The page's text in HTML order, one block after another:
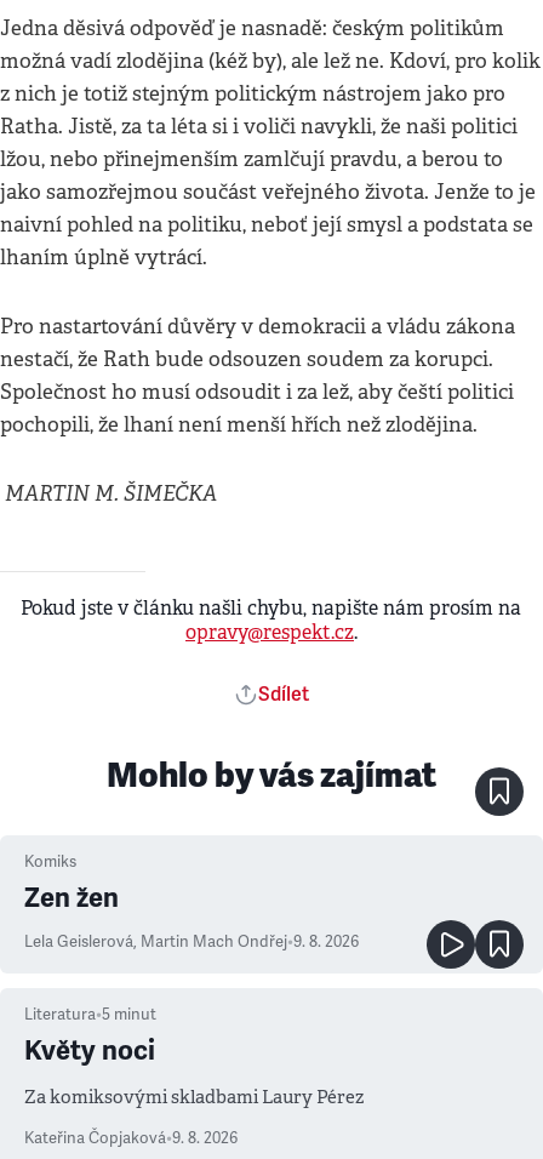
Jedna děsivá odpověď je nasnadě: českým politikům
možná vadí zlodějina (kéž by), ale lež ne. Kdoví, pro kolik
z nich je totiž stejným politickým nástrojem jako pro
Ratha. Jistě, za ta léta si i voliči navykli, že naši politici
lžou, nebo přinejmenším zamlčují pravdu, a berou to
jako samozřejmou součást veřejného života. Jenže to je
naivní pohled na politiku, neboť její smysl a podstata se
lhaním úplně vytrácí.
Pro nastartování důvěry v demokracii a vládu zákona
nestačí, že Rath bude odsouzen soudem za korupci.
Společnost ho musí odsoudit i za lež, aby čeští politici
pochopili, že lhaní není menší hřích než zlodějina.
MARTIN M. ŠIMEČKA
Pokud jste v článku našli chybu, napište nám prosím na
opravy@respekt.cz.
Sdílet
Mohlo by vás zajímat
Komiks
Zen žen
Lela Geislerová, Martin Mach Ondřej•9. 8. 2026
Literatura•5 minut
Květy noci
Za komiksovými skladbami Laury Pérez
Kateřina Čopjaková•9. 8. 2026